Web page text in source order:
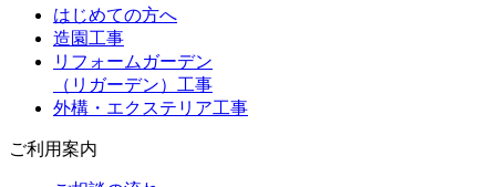
はじめての方へ
造園工事
リフォームガーデン
（リガーデン）工事
外構・エクステリア工事
ご利用案内